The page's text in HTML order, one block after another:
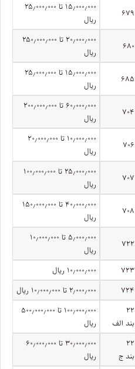
۶۷۹
۱۵٫۰۰۰٫۰۰۰ تا ۲۵٫۰۰۰٫۰۰۰
ریال
۶۸۰
۲۰٫۰۰۰٫۰۰۰ تا ۲۵۰٫۰۰۰٫۰۰۰
ریال
۶۸۵
۱۵٫۰۰۰٫۰۰۰ تا ۲۵٫۰۰۰٫۰۰۰
ریال
۷۰۴
۶۰٫۰۰۰٫۰۰۰ تا ۲۰۰٫۰۰۰٫۰۰۰
ریال
۷۰۶
۱۰٫۰۰۰٫۰۰۰ تا ۲۰٫۰۰۰٫۰۰۰
ریال
۷۰۷
۲۵٫۰۰۰٫۰۰۰ تا ۱۰۰٫۰۰۰٫۰۰۰
ریال
۷۰۸
۴۰٫۰۰۰٫۰۰۰ تا ۱۵۰٫۰۰۰٫۰۰۰
ریال
۷۲۲
۵٫۰۰۰٫۰۰۰ تا ۱۰٫۰۰۰٫۰۰۰
ریال
۷۲۳
۱۰٫۰۰۰٫۰۰۰ ریال
۷۲۴
۲٫۰۰۰٫۰۰۰ تا ۱۰٫۰۰۰٫۰۰۰ ریال
۲۲
بند الف
۱۰۰٫۰۰۰٫۰۰۰ تا ۵۰۰٫۰۰۰٫۰۰۰
ریال
۲۲
بند ج
۳۰٫۰۰۰٫۰۰۰ تا ۶۰٫۰۰۰٫۰۰۰
ریال